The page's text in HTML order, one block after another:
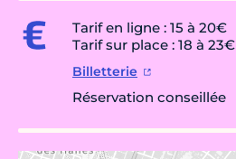
Tarif en ligne : 15 à 20€
Tarif sur place : 18 à 23€
Billetterie
Réservation conseillée